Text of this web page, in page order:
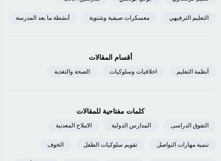
التعليم الترفيهي معسكرات صيفية وشتوية أنشطة ما بعد المدرسة
أقسام المقالات
أنظمة التعليم اخلاقيات وسلوكيات الصحة والتغذية
كلمات مفتاحية للمقالات
التفوق الدراسى المدارس الدولية الاملاح المعدنية
تنمية مهارات التواصل تقويم سلوكيات الطفل الخوف